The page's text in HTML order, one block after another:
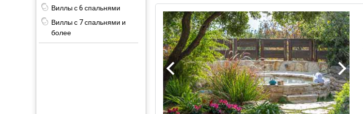
Виллы с 6 спальнями
Виллы с 7 спальнями и
более